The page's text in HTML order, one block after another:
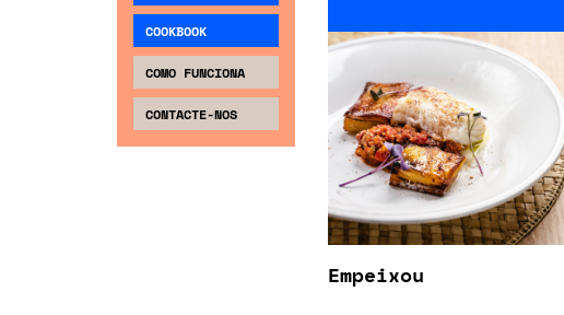
COOKBOOK
COMO FUNCIONA
CONTACTE-NOS
Empeixou